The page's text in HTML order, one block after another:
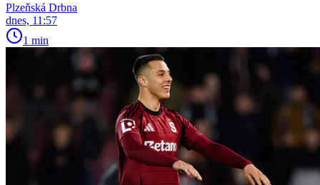
Plzeňská Drbna
dnes, 11:57
1 min